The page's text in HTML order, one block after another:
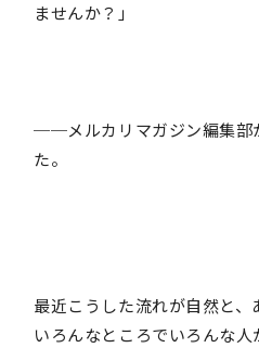
ませんか？」
──メルカリマガジン編集部
た。
最近こうした流れが自然と、
いろんなところでいろんな